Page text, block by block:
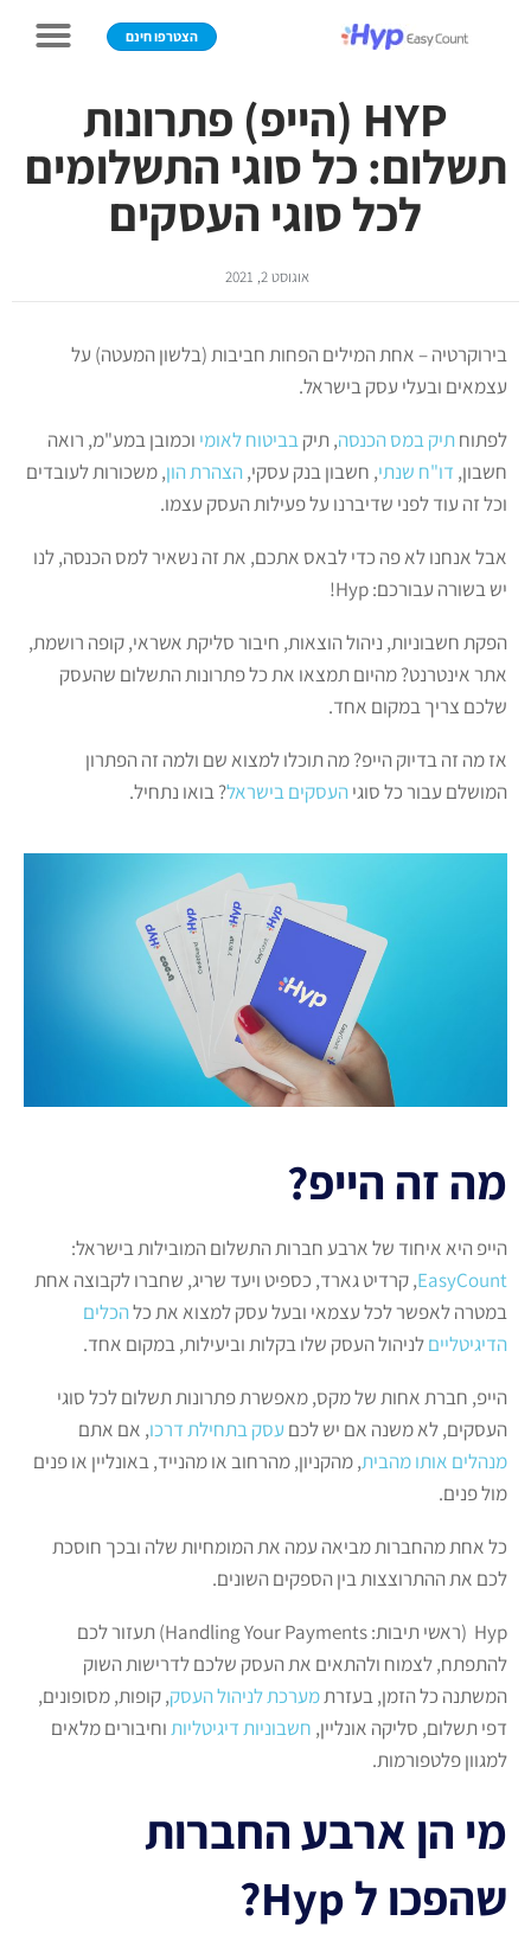
הצטרפו חינם
HYP (הייפ) פתרונות
תשלום: כל סוגי התשלומים
לכל סוגי העסקים
אוגוסט 2, 2021
בירוקרטיה – אחת המילים הפחות חביבות (בלשון המעטה) על
עצמאים ובעלי עסק בישראל.
לפתוחתיק במס הכנסה, תיקבביטוח לאומי וכמובן במע"מ, רואה
חשבון, דו"ח שנתי, חשבון בנק עסקי,הצהרת הון, משכורות לעובדים
וכל זה עוד לפני שדיברנו על פעילות העסק עצמו.
אבל אנחנו לא פה כדי לבאס אתכם, את זה נשאיר למס הכנסה, לנו
יש בשורה עבורכם: Hyp!
הפקת חשבוניות, ניהול הוצאות, חיבור סליקת אשראי, קופה רושמת,
אתר אינטרנט? מהיום תמצאו את כל פתרונות התשלום שהעסק
שלכם צריך במקום אחד.
אז מה זה בדיוק הייפ? מה תוכלו למצוא שם ולמה זה הפתרון
המושלם עבור כל סוגיהעסקים בישראל? בואו נתחיל.
מה זה הייפ?
הייפ היא איחוד של ארבע חברות התשלום המובילות בישראל:
EasyCount, קרדיט גארד, כספיט ויעד שריג, שחברו לקבוצה אחת
במטרה לאפשר לכל עצמאי ובעל עסק למצוא את כלהכלים
הדיגיטלייםלניהול העסק שלו בקלות וביעילות, במקום אחד.
הייפ, חברת אחות של מקס, מאפשרת פתרונות תשלום לכל סוגי
העסקים, לא משנה אם יש לכם עסק בתחילת דרכו, אם אתם
מנהלים אותו מהבית, מהקניון, מהרחוב או מהנייד, באונליין או פנים
מול פנים.
כל אחת מהחברות מביאה עמה את המומחיות שלה ובכך חוסכת
לכם את ההתרוצצות בין הספקים השונים.
Hyp (ראשי תיבות: Handling Your Payments) תעזור לכם
להתפתח, לצמוח ולהתאים את העסק שלכם לדרישות השוק
המשתנה כל הזמן, בעזרתמערכת לניהול העסק, קופות, מסופונים,
דפי תשלום, סליקה אונליין, חשבוניות דיגיטליותוחיבורים מלאים
למגוון פלטפורמות.
מי הן ארבע החברות
שהפכו ל Hyp?